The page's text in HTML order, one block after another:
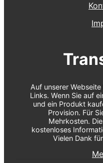
Auf unserer
Links. Wenn Sie auf
und ein Produkt
Provision. Für
Mehrkosten.
kostenloses
Vielen Dank